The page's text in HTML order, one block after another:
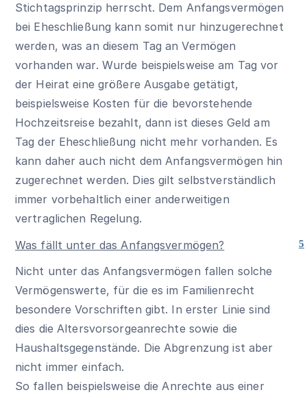
Stichtagsprinzip herrscht. Dem Anfangsvermögen
bei Eheschließung kann somit nur hinzugerechnet
werden, was an diesem Tag an Vermögen
vorhanden war. Wurde beispielsweise am Tag vor
der Heirat eine größere Ausgabe getätigt,
beispielsweise Kosten für die bevorstehende
Hochzeitsreise bezahlt, dann ist dieses Geld am
Tag der Eheschließung nicht mehr vorhanden. Es
kann daher auch nicht dem Anfangsvermögen hin
zugerechnet werden. Dies gilt selbstverständlich
immer vorbehaltlich einer anderweitigen
vertraglichen Regelung.
5
Was fällt unter das Anfangsvermögen?
Nicht unter das Anfangsvermögen fallen solche
Vermögenswerte, für die es im Familienrecht
besondere Vorschriften gibt. In erster Linie sind
dies die Altersvorsorgeanrechte sowie die
Haushaltsgegenstände. Die Abgrenzung ist aber
nicht immer einfach.
So fallen beispielsweise die Anrechte aus einer